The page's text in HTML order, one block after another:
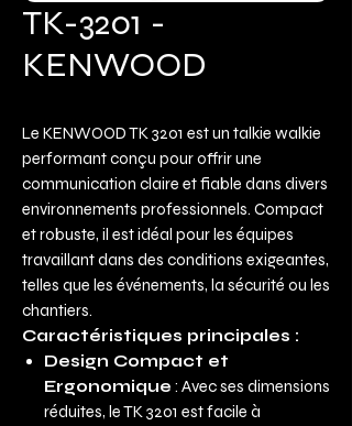
TK-3201 -
KENWOOD
Le KENWOOD TK 3201 est un talkie walkie
performant conçu pour offrir une
communication claire et fiable dans divers
environnements professionnels. Compact
et robuste, il est idéal pour les équipes
travaillant dans des conditions exigeantes,
telles que les événements, la sécurité ou les
chantiers.
Caractéristiques principales :
Design Compact et
Ergonomique : Avec ses dimensions
réduites, le TK 3201 est facile à